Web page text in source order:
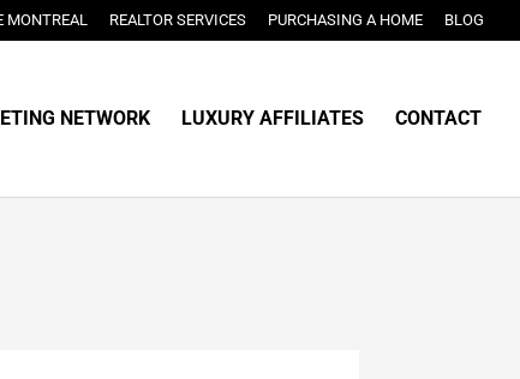
MONTREAL REALTOR SERVICES PURCHASING A HOME BLOG
NETWORK LUXURY AFFILIATES CONTACT